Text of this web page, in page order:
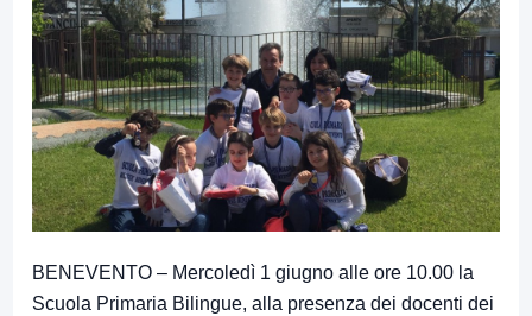
BENEVENTO – Mercoledì 1 giugno alle ore 10.00 la
Scuola Primaria Bilingue, alla presenza dei docenti dei